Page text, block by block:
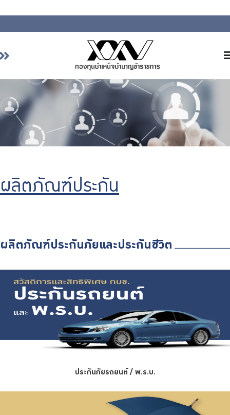
เกี่ยวกับ กบข.
บริการสมาชิก
ลงทุน
รายงานผลการดำเนินงาน
ติดต่อเรา
Eng
ผลิตภัณฑ์ประกัน
ผลิตภัณฑ์ประกันภัยและประกันชีวิต
ประกันภัยรถยนต์ / พ.ร.บ.